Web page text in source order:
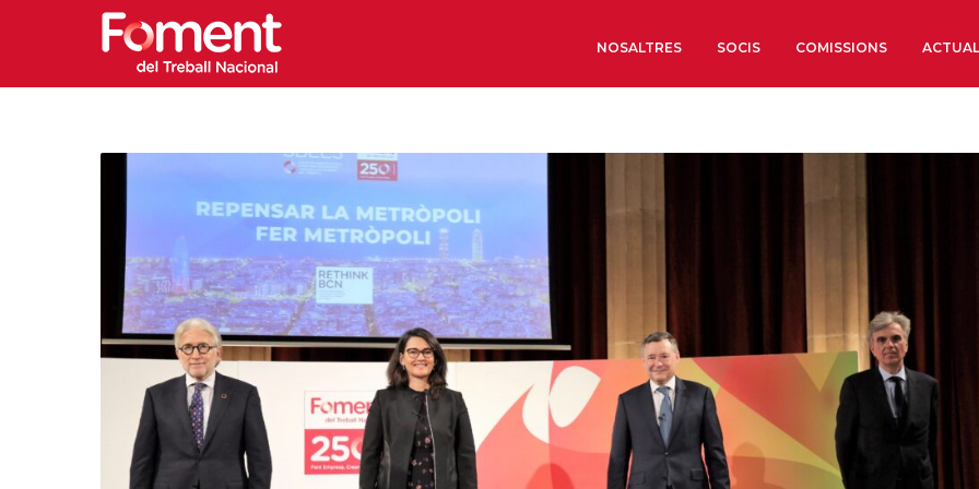
NOSALTRES
Societat Barcelonesa
Econòmics i Socials
Organitzacions
Organitzacions
Coneix més
SOCIS COMISSIONS